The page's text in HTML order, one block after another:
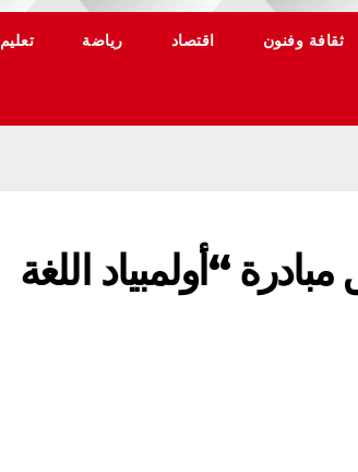
ثقافة وفنون اقتصاد رياضة تعليم
“أولمبياد اللغة